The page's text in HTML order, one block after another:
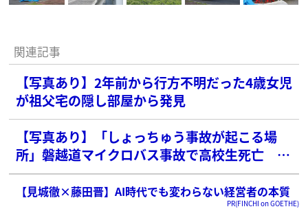
関連記事
【写真あり】2年前から行方不明だった4歳女児
が祖父宅の隠し部屋から発見
【写真あり】「しょっちゅう事故が起こる場
所」磐越道マイクロバス事故で高校生死亡 地
元民も危惧していた“魔のカーブ”
【見城徹×藤田晋】AI時代でも変わらない経営者の本質
PR(FINCHI on GOETHE)